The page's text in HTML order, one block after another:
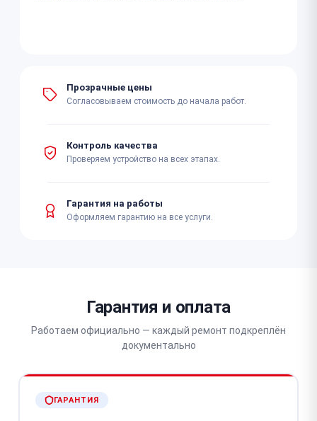
Прозрачные цены
Согласовываем стоимость до начала работ.
Контроль качества
Проверяем устройство на всех этапах.
Гарантия на работы
Оформляем гарантию на все услуги.
Гарантия и оплата
Работаем официально — каждый ремонт подкреплён
документально
ГАРАНТИЯ